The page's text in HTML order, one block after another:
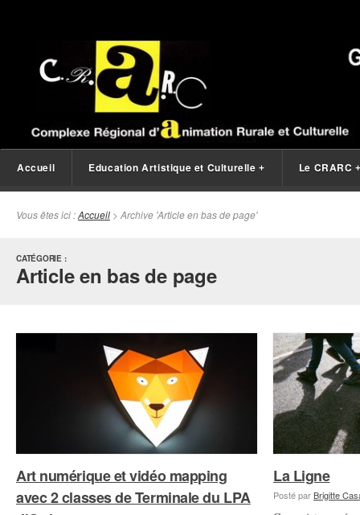
Accueil Education Artistique et Culturelle + Le CRARC
Vous êtes ici :Accueil > Archive 'Article en bas de page'
CATÉGORIE :
Article en bas de page
Art numérique et vidéo mapping
avec 2 classes de Terminale du LPA
La Ligne
Posté parBrigitte